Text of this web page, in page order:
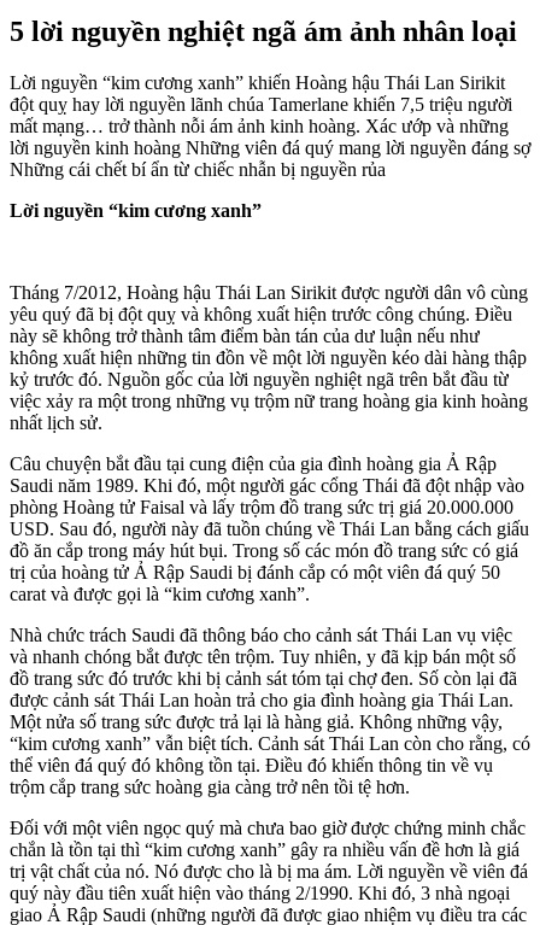
5 lời nguyền nghiệt ngã ám ảnh nhân loại
Lời nguyền “kim cương xanh” khiến Hoàng hậu Thái Lan Sirikit
đột quỵ hay lời nguyền lãnh chúa Tamerlane khiến 7,5 triệu người
mất mạng… trở thành nỗi ám ảnh kinh hoàng. Xác ướp và những
lời nguyền kinh hoàng Những viên đá quý mang lời nguyền đáng sợ
Những cái chết bí ẩn từ chiếc nhẫn bị nguyền rủa
Lời nguyền “kim cương xanh”
Tháng 7/2012, Hoàng hậu Thái Lan Sirikit được người dân vô cùng
yêu quý đã bị đột quỵ và không xuất hiện trước công chúng. Điều
này sẽ không trở thành tâm điểm bàn tán của dư luận nếu như
không xuất hiện những tin đồn về một lời nguyền kéo dài hàng thập
kỷ trước đó. Nguồn gốc của lời nguyền nghiệt ngã trên bắt đầu từ
việc xảy ra một trong những vụ trộm nữ trang hoàng gia kinh hoàng
nhất lịch sử.
Câu chuyện bắt đầu tại cung điện của gia đình hoàng gia Ả Rập
Saudi năm 1989. Khi đó, một người gác cổng Thái đã đột nhập vào
phòng Hoàng tử Faisal và lấy trộm đồ trang sức trị giá 20.000.000
USD. Sau đó, người này đã tuồn chúng về Thái Lan bằng cách giấu
đồ ăn cắp trong máy hút bụi. Trong số các món đồ trang sức có giá
trị của hoàng tử Ả Rập Saudi bị đánh cắp có một viên đá quý 50
carat và được gọi là “kim cương xanh”.
Nhà chức trách Saudi đã thông báo cho cảnh sát Thái Lan vụ việc
và nhanh chóng bắt được tên trộm. Tuy nhiên, y đã kịp bán một số
đồ trang sức đó trước khi bị cảnh sát tóm tại chợ đen. Số còn lại đã
được cảnh sát Thái Lan hoàn trả cho gia đình hoàng gia Thái Lan.
Một nửa số trang sức được trả lại là hàng giả. Không những vậy,
“kim cương xanh” vẫn biệt tích. Cảnh sát Thái Lan còn cho rằng, có
thể viên đá quý đó không tồn tại. Điều đó khiến thông tin về vụ
trộm cắp trang sức hoàng gia càng trở nên tồi tệ hơn.
Đối với một viên ngọc quý mà chưa bao giờ được chứng minh chắc
chắn là tồn tại thì “kim cương xanh” gây ra nhiều vấn đề hơn là giá
trị vật chất của nó. Nó được cho là bị ma ám. Lời nguyền về viên đá
quý này đầu tiên xuất hiện vào tháng 2/1990. Khi đó, 3 nhà ngoại
giao Ả Rập Saudi (những người đã được giao nhiệm vụ điều tra các